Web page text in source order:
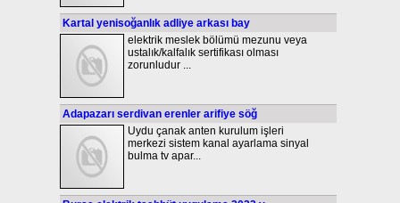
Kartal yenisoğanlık adliye arkası bay
elektrik meslek bölümü mezunu veya
ustalık/kalfalık sertifikası olması
zorunludur ...
Adapazarı serdivan erenler arifiye söğ
Uydu çanak anten kurulum işleri
merkezi sistem kanal ayarlama sinyal
bulma tv apar...